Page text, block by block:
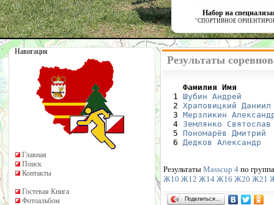
Набор на
"СПОРТИВНОЕ
Навигация
Главная
Поиск
Контакты
Гостевая Книга
Фотоальбом
Результаты
Фамилия Имя
1 Шубин Андрей
  2
Храповицкий Даниил
  3
Мерзликин
  4
Землянко Святослав
  5
Пономарёв Дмитрий
  6
Дедков Александр
Результаты Masscup 4 по
Ж10 Ж12 Ж14 Ж16 Ж20 Ж21
Поделиться…